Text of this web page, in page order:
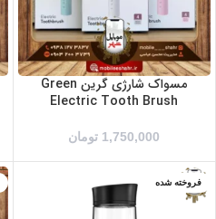
مسواک شارژی گرین Green
Electric Tooth Brush
1,750,000 تومان
فروخته شده
بنفش